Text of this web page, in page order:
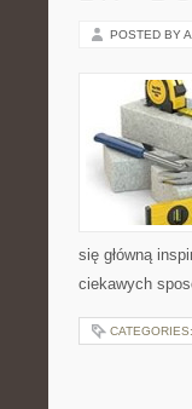
POSTED BY
się główną
ciekawych
CATEGORIES: